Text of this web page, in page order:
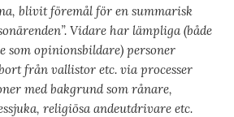
blivit föremål för en summarisk
Vidare har lämpliga (både
som opinionsbildare) personer
från vallistor etc. via processer
med bakgrund som rånare,
religiösa andeutdrivare etc.